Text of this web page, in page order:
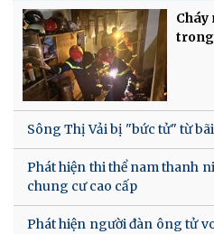
Cháy
trong
Sông Thị Vải bị "bức tử" từ
Phát hiện thi thể nam thanh
chung cư cao cấp
Phát hiện người đàn ông tử